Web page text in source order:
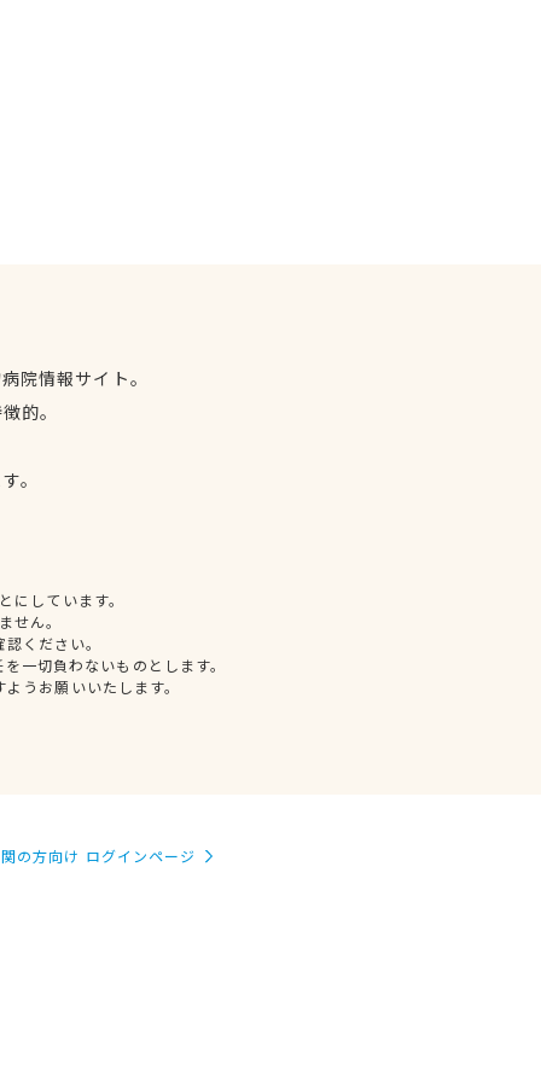
院情報サイト。
的。
。
しています。
せん。
ください。
一切負わないものとします。
うお願いいたします。
の方向け ログインページ